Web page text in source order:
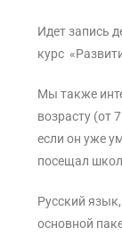
Идет запись
курс
Мы также
возрасту (от
если он уже
посещал
Русский
основной